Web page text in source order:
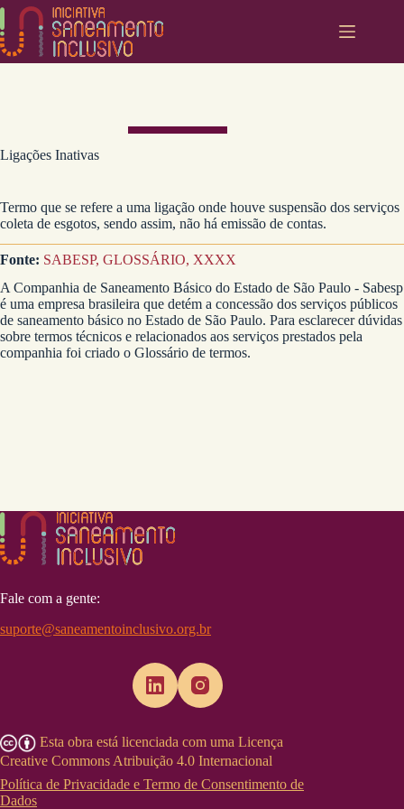
Pular
o
conteúdo
Ligações Inativas
Termo que se refere a uma ligação onde houve suspensão dos serviços
coleta de esgotos, sendo assim, não há emissão de contas.
Fonte: SABESP, GLOSSÁRIO, XXXX
A Companhia de Saneamento Básico do Estado de São Paulo - Sabesp
é uma empresa brasileira que detém a concessão dos serviços públicos
de saneamento básico no Estado de São Paulo. Para esclarecer dúvidas
sobre termos técnicos e relacionados aos serviços prestados pela
companhia foi criado o Glossário de termos.
Fale com a gente:
suporte@saneamentoinclusivo.org.br
Esta obra está licenciada com uma Licença
Creative Commons Atribuição 4.0 Internacional
Política de Privacidade e Termo de Consentimento de
Dados